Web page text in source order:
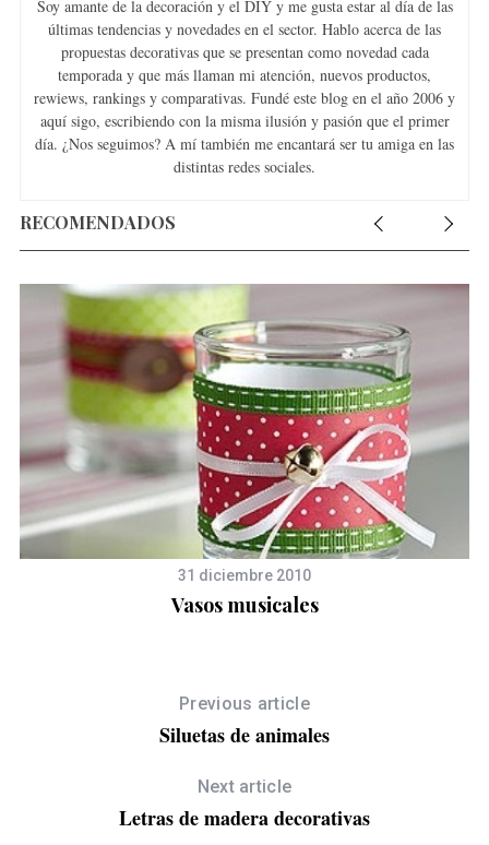
Soy amante de la decoración y el DIY y me gusta estar al día de las
últimas tendencias y novedades en el sector. Hablo acerca de las
propuestas decorativas que se presentan como novedad cada
temporada y que más llaman mi atención, nuevos productos,
rewiews, rankings y comparativas. Fundé este blog en el año 2006 y
aquí sigo, escribiendo con la misma ilusión y pasión que el primer
día. ¿Nos seguimos? A mí también me encantará ser tu amiga en las
distintas redes sociales.
RECOMENDADOS
31 diciembre 2010
Vasos musicales
Previous article
Siluetas de animales
Next article
Letras de madera decorativas